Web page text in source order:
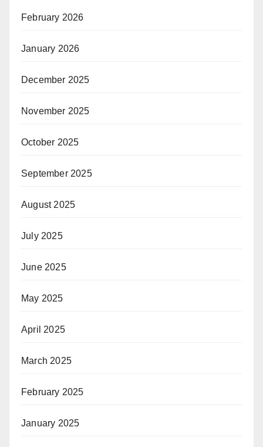
February 2026
January 2026
December 2025
November 2025
October 2025
September 2025
August 2025
July 2025
June 2025
May 2025
April 2025
March 2025
February 2025
January 2025